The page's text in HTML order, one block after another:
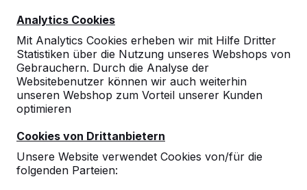
Analytics Cookies
Mit Analytics Cookies erheben wir mit Hilfe Dritter
Statistiken über die Nutzung unseres Webshops von
Gebrauchern. Durch die Analyse der
Websitebenutzer können wir auch weiterhin
unseren Webshop zum Vorteil unserer Kunden
optimieren
Cookies von Drittanbietern
Unsere Website verwendet Cookies von/für die
folgenden Parteien:
Referenzen